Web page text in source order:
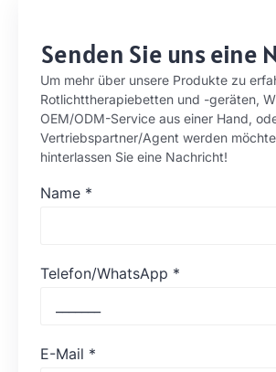
Senden Sie uns eine
Um mehr über unsere Produkte zu
Rotlichttherapiebetten und -geräten,
OEM/ODM-Service aus einer Hand,
Vertriebspartner/Agent werden
hinterlassen Sie eine Nachricht!
Name *
Telefon/WhatsApp *
E-Mail *